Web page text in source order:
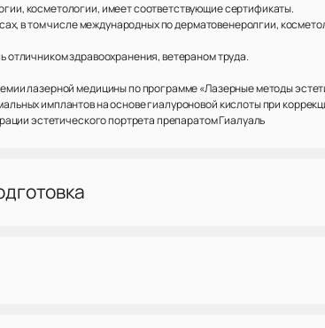
косметологии, имеет соответствующие сертификаты.
в том числе международных по дерматовенеролгии,
здравоохранения, ветераном труда.
лазерной медицины по программе «Лазерные методы
имплантов на основе гиалуроновой кислоты при
эстетического портрета препаратом Гиалуаль